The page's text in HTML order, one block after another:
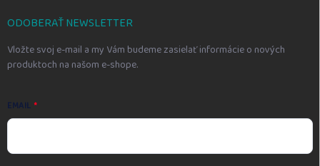
ODOBERAŤ NEWSLETTER
Vložte svoj e-mail a my Vám budeme zasielať informácie o nových
produktoch na našom e-shope.
EMAIL